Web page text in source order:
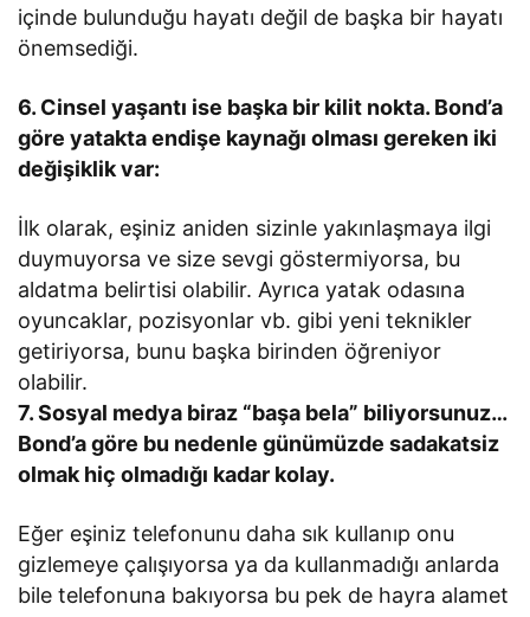
içinde bulunduğu hayatı değil de başka bir hayatı
önemsediği.
6. Cinsel yaşantı ise başka bir kilit nokta. Bond’a
göre yatakta endişe kaynağı olması gereken iki
değişiklik var:
İlk olarak, eşiniz aniden sizinle yakınlaşmaya ilgi
duymuyorsa ve size sevgi göstermiyorsa, bu
aldatma belirtisi olabilir. Ayrıca yatak odasına
oyuncaklar, pozisyonlar vb. gibi yeni teknikler
getiriyorsa, bunu başka birinden öğreniyor
olabilir.
7. Sosyal medya biraz “başa bela” biliyorsunuz…
Bond’a göre bu nedenle günümüzde sadakatsiz
olmak hiç olmadığı kadar kolay.
Eğer eşiniz telefonunu daha sık kullanıp onu
gizlemeye çalışıyorsa ya da kullanmadığı anlarda
bile telefonuna bakıyorsa bu pek de hayra alamet